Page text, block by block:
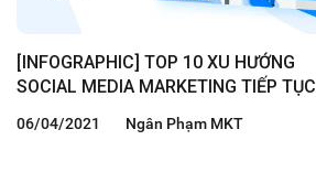
[INFOGRAPHIC] TOP 10 XU HƯỚNG
SOCIAL MEDIA MARKETING TIẾP TỤC
06/04/2021 Ngân Phạm MKT